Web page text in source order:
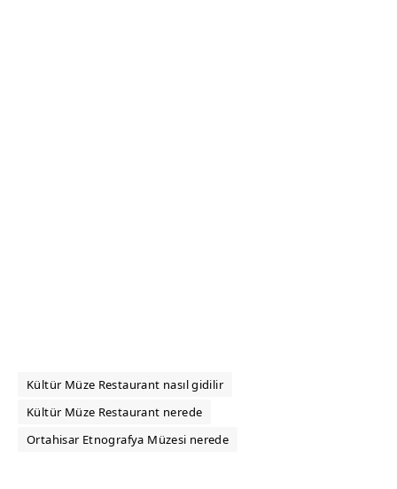
Kültür Müze Restaurant nasıl gidilir
Kültür Müze Restaurant nerede
Ortahisar Etnografya Müzesi nerede